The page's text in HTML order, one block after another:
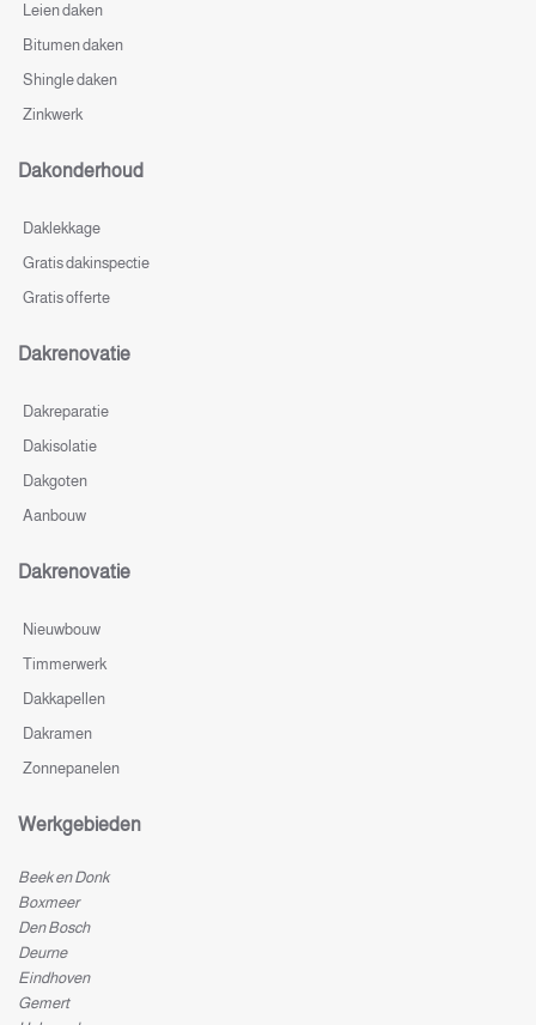
Leien daken
Bitumen daken
Shingle daken
Zinkwerk
Dakonderhoud
Daklekkage
Gratis dakinspectie
Gratis offerte
Dakrenovatie
Dakreparatie
Dakisolatie
Dakgoten
Aanbouw
Dakrenovatie
Nieuwbouw
Timmerwerk
Dakkapellen
Dakramen
Zonnepanelen
Werkgebieden
Beek en Donk
Boxmeer
Den Bosch
Deurne
Eindhoven
Gemert